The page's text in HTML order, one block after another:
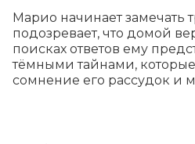
Марио начинает замечать
подозревает, что домой
поисках ответов ему
тёмными тайнами, которые
сомнение его рассудок и